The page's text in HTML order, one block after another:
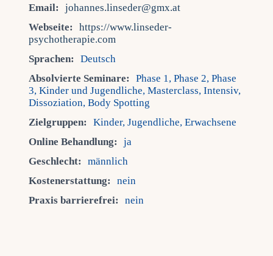
Email:
johannes.linseder@gmx.at
Webseite:
https://www.linseder-
psychotherapie.com
Sprachen:
Deutsch
Absolvierte Seminare:
Phase 1, Phase 2, Phase
3, Kinder und Jugendliche, Masterclass, Intensiv,
Dissoziation, Body Spotting
Zielgruppen:
Kinder, Jugendliche, Erwachsene
Online Behandlung:
ja
Geschlecht:
männlich
Kostenerstattung:
nein
Praxis barrierefrei:
nein